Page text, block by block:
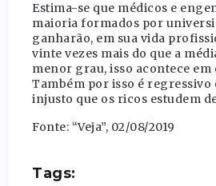
Estima-se que médicos e
maioria formados por
ganharão, em sua vida
vinte vezes mais do que a
menor grau, isso acontece
Também por isso é regressivo
injusto que os ricos estudem
Fonte: “Veja”, 02/08/2019
Tags: